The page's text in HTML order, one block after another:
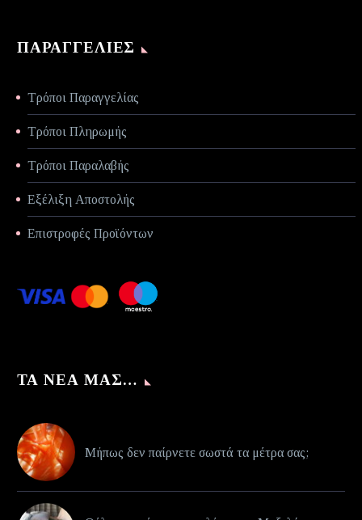
ΠΑΡΑΓΓΕΛΊΕΣ
Τρόποι Παραγγελίας
Τρόποι Πληρωμής
Τρόποι Παραλαβής
Εξέλιξη Αποστολής
Επιστροφές Προϊόντων
ΤΑ ΝΈΑ ΜΑΣ…
Μήπως δεν παίρνετε σωστά τα μέτρα σας;